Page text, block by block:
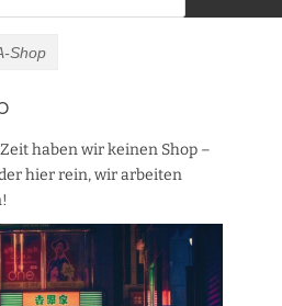
Shop
haben wir keinen Shop –
hier rein, wir arbeiten